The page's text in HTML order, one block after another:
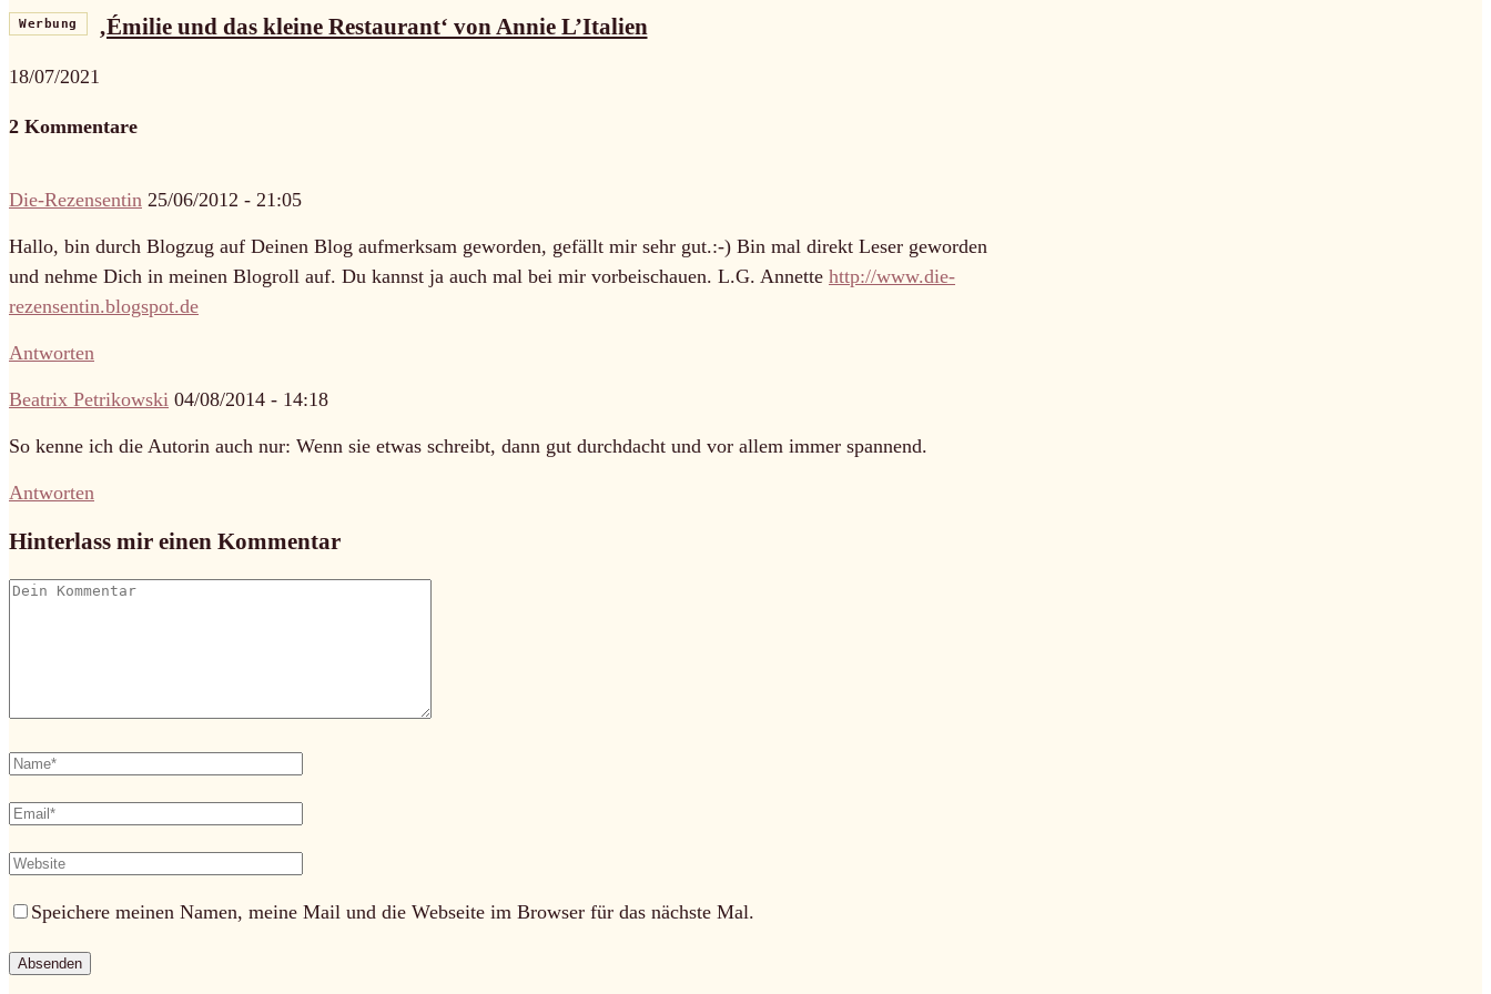
Werbung ‚Émilie und das kleine Restaurant‘ von Annie L’Italien
18/07/2021
2 Kommentare
Die-Rezensentin 25/06/2012 - 21:05
Hallo, bin durch Blogzug auf Deinen Blog aufmerksam geworden, gefällt mir sehr gut.:-) Bin mal direkt Leser geworden
und nehme Dich in meinen Blogroll auf. Du kannst ja auch mal bei mir vorbeischauen. L.G. Annette http://www.die-
rezensentin.blogspot.de
Antworten
Beatrix Petrikowski 04/08/2014 - 14:18
So kenne ich die Autorin auch nur: Wenn sie etwas schreibt, dann gut durchdacht und vor allem immer spannend.
Antworten
Hinterlass mir einen Kommentar
Speichere meinen Namen, meine Mail und die Webseite im Browser für das nächste Mal.